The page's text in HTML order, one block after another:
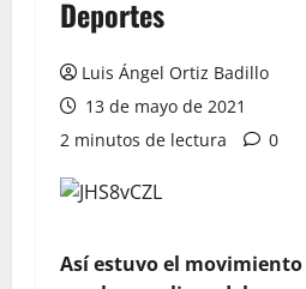
Deportes
Luis Ángel Ortiz Badillo
13 de mayo de 2021
2 minutos de lectura
0
Así estuvo el movimiento